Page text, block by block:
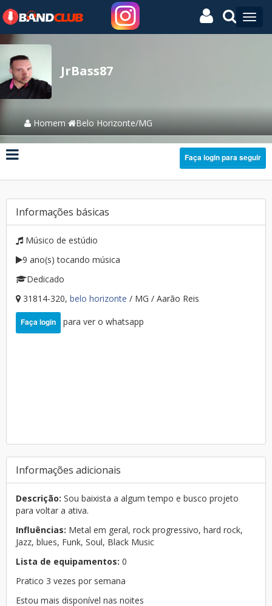
JrBass87
Homem Belo Horizonte/MG
Faça login para seguir
Informações básicas
Músico de estúdio
9 ano(s) tocando música
Dedicado
31814-320, belo horizonte / MG / Aarão Reis
Faça login para ver o whatsapp
Informações adicionais
Descrição: Sou baixista a algum tempo e busco projeto
para voltar a ativa.
Influências: Metal em geral, rock progressivo, hard rock,
Jazz, blues, Funk, Soul, Black Music
Lista de equipamentos: 0
Pratico 3 vezes por semana
Estou mais disponível nas noites